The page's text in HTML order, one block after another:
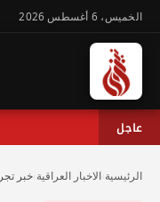
الخميس، 6 أغسطس 2026
عاجل
الرئيسية الاخبار العراقية خبر